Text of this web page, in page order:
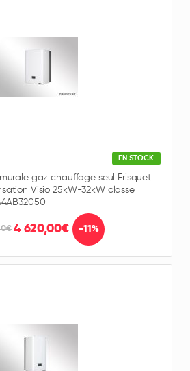
EN STOCK
gaz chauffage seul Frisquet
Visio 25kW-32kW classe
4 620,00€ -11%